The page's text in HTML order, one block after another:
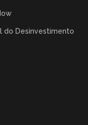
do Desinvestimento